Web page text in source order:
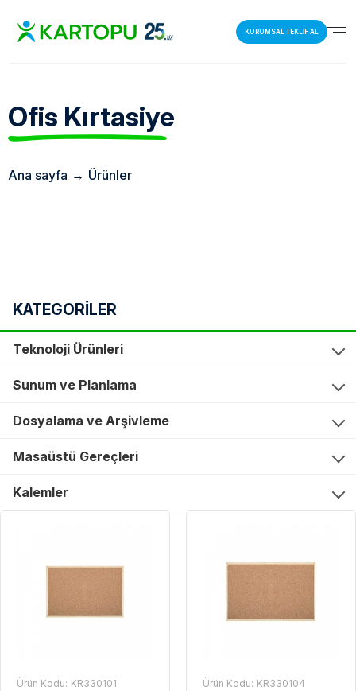
KURUMSAL TEKLİF AL
Ofis Kırtasiye
Ana sayfa → Ürünler
KATEGORİLER
Teknoloji Ürünleri
Sunum ve Planlama
Dosyalama ve Arşivleme
Masaüstü Gereçleri
Kalemler
Ürün Kodu: KR330101 Ürün Kodu: KR330104